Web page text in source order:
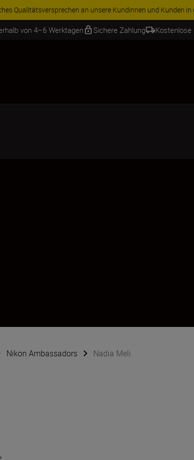
Sparen Sie 15 % auf ausgewähltes Zubehör und
von 4–6 Werktagen Sichere Zahlung Kostenlose
Nikon Ambassadors Nadia Meli